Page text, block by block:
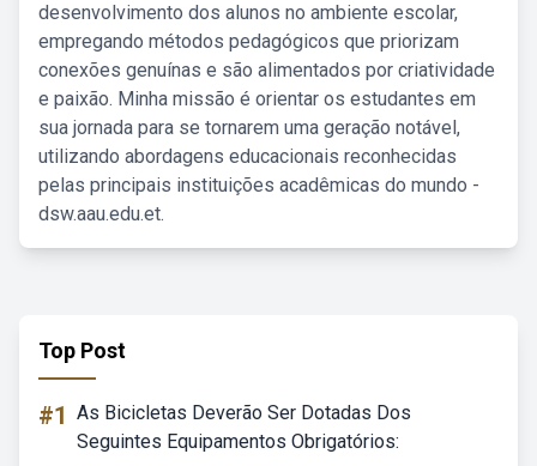
desenvolvimento dos alunos no ambiente escolar,
empregando métodos pedagógicos que priorizam
conexões genuínas e são alimentados por criatividade
e paixão. Minha missão é orientar os estudantes em
sua jornada para se tornarem uma geração notável,
utilizando abordagens educacionais reconhecidas
pelas principais instituições acadêmicas do mundo -
dsw.aau.edu.et.
Top Post
#1 As Bicicletas Deverão Ser Dotadas Dos
Seguintes Equipamentos Obrigatórios: